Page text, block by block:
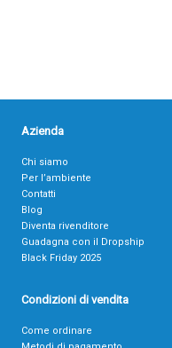
Azienda
Chi siamo
Per l’ambiente
Contatti
Blog
Diventa rivenditore
Guadagna con il Dropship
Black Friday 2025
Condizioni di vendita
Come ordinare